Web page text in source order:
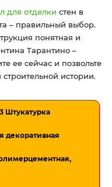
для отделки стен в
– правильный выбор.
понятная и
Тарантино –
ее сейчас и позвольте
истории.
декоративная